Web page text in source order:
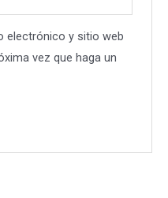
electrónico y sitio web
vez que haga un